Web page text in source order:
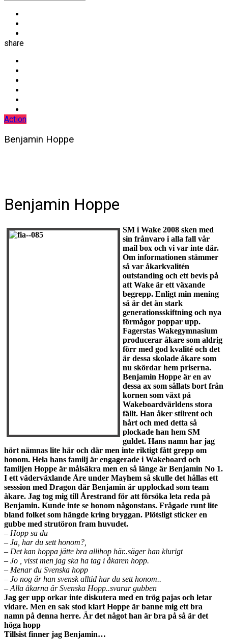
share
Action
Benjamin Hoppe
Benjamin Hoppe
SM i Wake 2008 sken med
sin frånvaro i alla fall vår
mail box och vi var inte där.
Om informationen stämmer
så var åkarkvalitén
outstanding och ett bevis på
att Wake är ett växande
begrepp. Enligt min mening
så är det än stark
generationsskiftning och nya
förmågor poppar upp.
Fagerstas Wakegymnasium
producerar åkare som aldrig
förr med god kvalité och det
är dessa skolade åkare som
nu skördar hem priserna.
Benjamin Hoppe är en av
dessa ax som sållats bort från
kornen som växt på
Wakeboardvärldens stora
fällt. Han åker stilrent och
hårt och med detta så
plockade han hem SM
guldet. Hans namn har jag
hört nämnas lite här och där men inte riktigt fått grepp om
honom. Hela hans familj är engagerade i Wakeboard och
familjen Hoppe är målsäkra men en så länge är Benjamin No 1.
I ett väderväxlande Åre under Mayhem så skulle det hållas ett
sesssion med Dragon där Benjamin är upplockad som team
åkare. Jag tog mig till Årestrand för att försöka leta reda på
Benjamin. Kunde inte se honom någonstans. Frågade runt lite
bland folket som hängde kring bryggan. Plötsligt sticker en
gubbe med strutöron fram huvudet.
– Hopp sa du
– Ja, har du sett honom?,
– Det kan hoppa jätte bra allihop här..säger han klurigt
– Jo , visst men jag ska ha tag i åkaren hopp.
– Menar du Svenska hopp
– Jo nog är han svensk alltid har du sett honom..
– Alla åkarna är Svenska Hopp..svarar gubben
Jag ger upp orkar inte diskutera med en trög pajas och letar
vidare. Men en sak stod klart Hoppe är banne mig ett bra
namn på denna herre. Är det något han är bra på så är det
höga hopp
Tillsist finner jag Benjamin…